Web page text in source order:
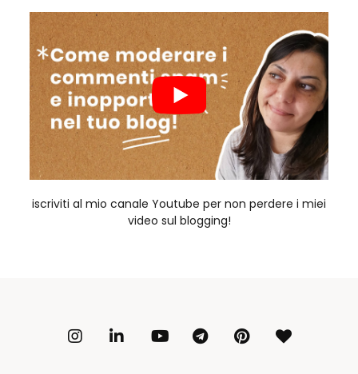
iscriviti al mio canale Youtube per non perdere i miei
video sul blogging!